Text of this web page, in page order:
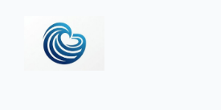
contenu